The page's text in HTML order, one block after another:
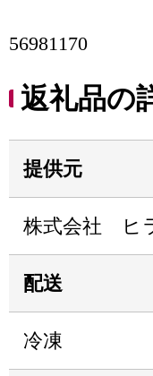
56981170
返礼品の
提供元
株式会社 ヒ
配送
冷凍